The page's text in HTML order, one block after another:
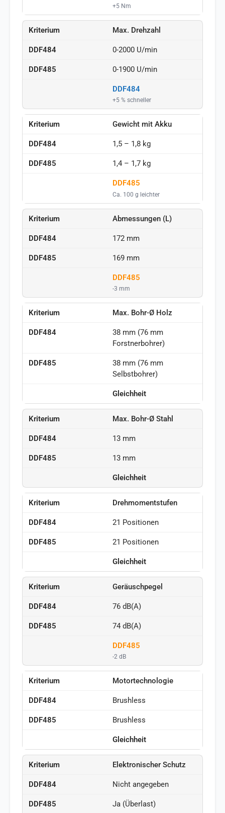
+5 Nm
Max. Drehzahl
0-2000 U/min
0-1900 U/min
DDF484
+5 % schneller
Gewicht mit Akku
1,5 – 1,8 kg
1,4 – 1,7 kg
DDF485
Ca. 100 g leichter
Abmessungen (L)
172 mm
169 mm
DDF485
-3 mm
Max. Bohr-Ø Holz
38 mm (76 mm
Forstnerbohrer)
38 mm (76 mm
Selbstbohrer)
Gleichheit
Max. Bohr-Ø Stahl
13 mm
13 mm
Gleichheit
Drehmomentstufen
21 Positionen
21 Positionen
Gleichheit
Geräuschpegel
76 dB(A)
74 dB(A)
DDF485
-2 dB
Motortechnologie
Brushless
Brushless
Gleichheit
Elektronischer Schutz
Nicht angegeben
Ja (Überlast)